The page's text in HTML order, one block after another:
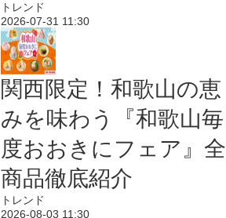
トレンド
2026-07-31 11:30
関西限定！和歌山の恵
みを味わう『和歌山毎
度おおきにフェア』全
商品徹底紹介
トレンド
2026-08-03 11:30